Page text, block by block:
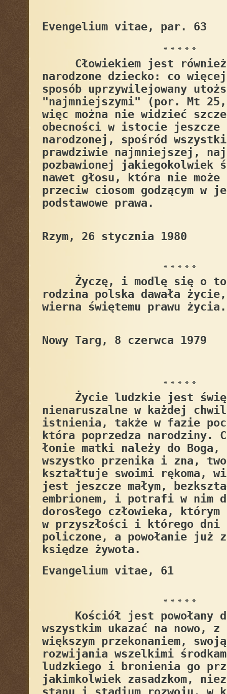
Evengelium vitae, par. 63
* * * * *
Cłowiekiem jest
narodzone dziecko: co
sposób uprzywilejowany
"najmniejszymi" (por. Mt
więc można nie widzieć
obecności w istocie jeszcze
narodzonej, spośród
prawdziwie najmniejszej,
pozbawionej jakiegokolwiek
nawet głosu, która nie może
przeciw ciosom godzącym w
podstawowe prawa.
Rzym, 26 stycznia 1980
* * * * *
Życzę, i modlę się o to
rodzina polska dawała
wierna świętemu prawu życia.
Nowy Targ, 8 czerwca 1979
* * * * *
Życie ludzkie jest
nienaruszalne w każdej
istnienia, także w fazie
która poprzedza narodziny.
łonie matki należy do
wszystko przenika i zna,
kształtuje swoimi rękoma,
jest jeszcze małym,
embrionem, i potrafi w nim
dorosłego człowieka,
w przyszłości i którego dni
policzone, a powołanie już
księdze żywota.
Evangelium vitae, 61
* * * * *
Kościół jest powołany
wszystkim ukazać na nowo, z
większym przekonaniem,
rozwijania wszelkimi
ludzkiego i bronienia go
jakimkolwiek zasadzkom,